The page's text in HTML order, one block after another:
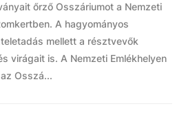
őrző Osszáriumot a Nemzeti
A hagyományos
mellett a résztvevők
virágait is. A Nemzeti Emlékhelyen
Osszá...